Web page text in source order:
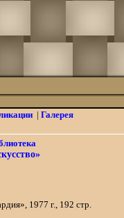
| Галерея
1977 г., 192 стр.